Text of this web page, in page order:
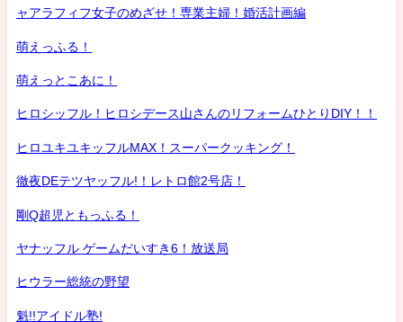
ャアラフィフ女子のめざせ！専業主婦！婚活計画編
萌えっふる！
萌えっとこあに！
ヒロシッフル！ヒロシデース山さんのリフォームひとりDIY！！
ヒロユキユキッフルMAX！スーパークッキング！
徹夜DEテツヤッフル!！レトロ館2号店！
剛Q超児ともっふる！
ヤナッフル ゲームだいすき6！放送局
ヒウラー総統の野望
魁!!アイドル塾!